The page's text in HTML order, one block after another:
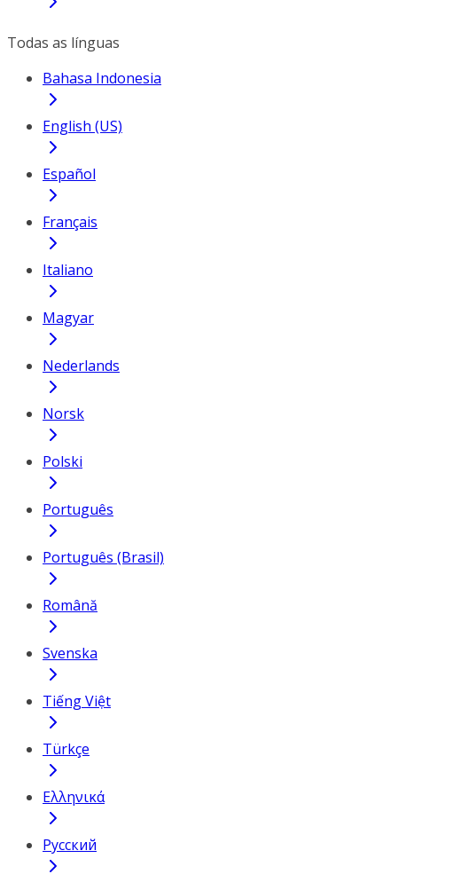
Todas as línguas
Bahasa Indonesia
English (US)
Español
Français
Italiano
Magyar
Nederlands
Norsk
Polski
Português
Português (Brasil)
Română
Svenska
Tiếng Việt
Türkçe
Ελληνικά
Русский